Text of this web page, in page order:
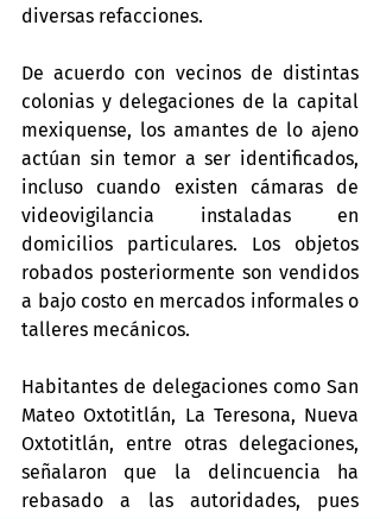
diversas refacciones.
De acuerdo con vecinos de distintas
colonias y delegaciones de la capital
mexiquense, los amantes de lo ajeno
actúan sin temor a ser identificados,
incluso cuando existen cámaras de
videovigilancia instaladas en
domicilios particulares. Los objetos
robados posteriormente son vendidos
a bajo costo en mercados informales o
talleres mecánicos.
Habitantes de delegaciones como San
Mateo Oxtotitlán, La Teresona, Nueva
Oxtotitlán, entre otras delegaciones,
señalaron que la delincuencia ha
rebasado a las autoridades, pues